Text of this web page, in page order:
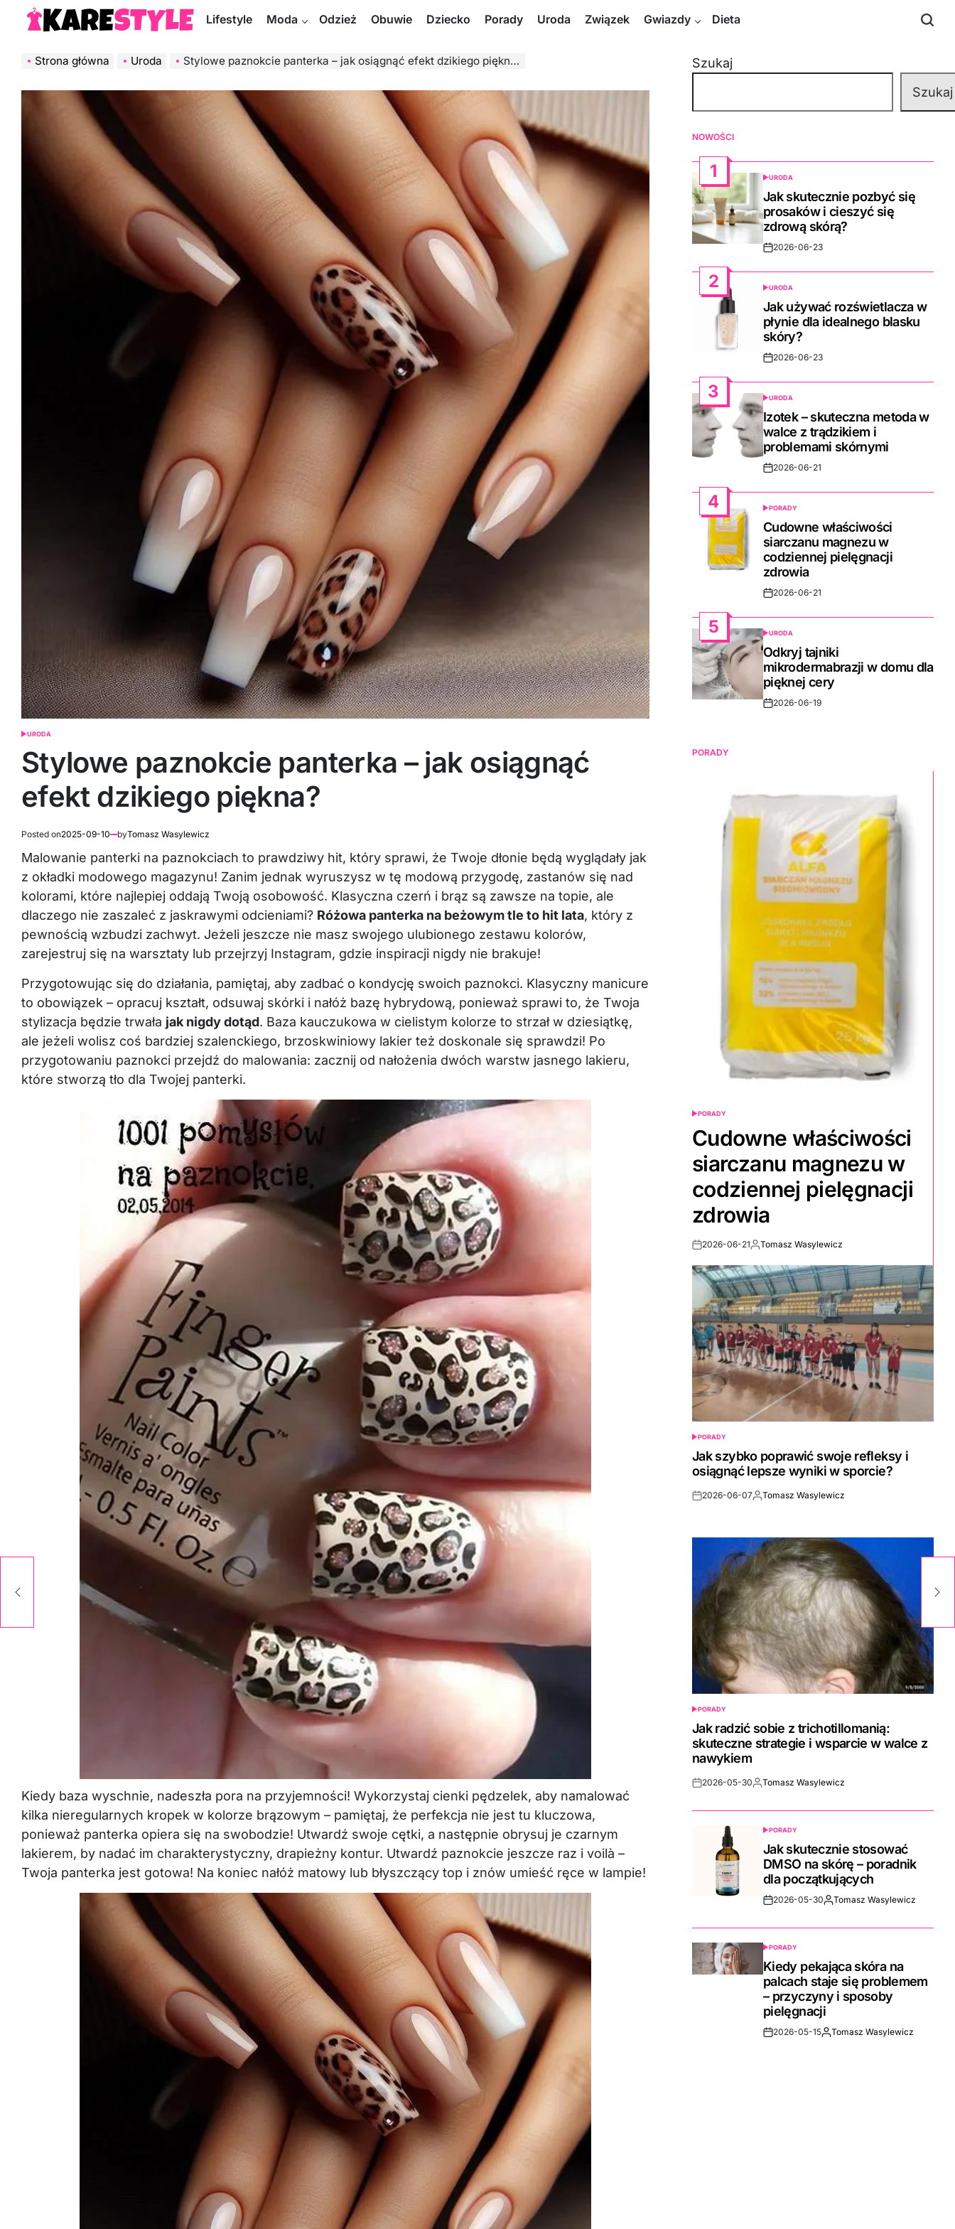
KareStyle.pl
Lifestyle Moda Odzież Obuwie Dziecko Porady Uroda Związek Gwiazdy Dieta
Strona główna Uroda Stylowe paznokcie panterka – jak osiągnąć efekt dzikiego piękna?
POSTED
URODA
Stylowe paznokcie panterka – jak osiągnąć
efekt dzikiego piękna?
Posted on2025-09-10 byTomasz Wasylewicz
Malowanie panterki na paznokciach to prawdziwy hit, który sprawi, że Twoje dłonie będą wyglądały jak
z okładki modowego magazynu! Zanim jednak wyruszysz w tę modową przygodę, zastanów się nad
kolorami, które najlepiej oddają Twoją osobowość. Klasyczna czerń i brąz są zawsze na topie, ale
dlaczego nie zaszaleć z jaskrawymi odcieniami? Różowa panterka na beżowym tle to hit lata, który z
pewnością wzbudzi zachwyt. Jeżeli jeszcze nie masz swojego ulubionego zestawu kolorów,
zarejestruj się na warsztaty lub przejrzyj Instagram, gdzie inspiracji nigdy nie brakuje!
Przygotowując się do działania, pamiętaj, aby zadbać o kondycję swoich paznokci. Klasyczny manicure
to obowiązek – opracuj kształt, odsuwaj skórki i nałóż bazę hybrydową, ponieważ sprawi to, że Twoja
stylizacja będzie trwała jak nigdy dotąd. Baza kauczukowa w cielistym kolorze to strzał w dziesiątkę,
ale jeżeli wolisz coś bardziej szalenckiego, brzoskwiniowy lakier też doskonale się sprawdzi! Po
przygotowaniu paznokci przejdź do malowania: zacznij od nałożenia dwóch warstw jasnego lakieru,
które stworzą tło dla Twojej panterki.
Kiedy baza wyschnie, nadeszła pora na przyjemności! Wykorzystaj cienki pędzelek, aby namalować
kilka nieregularnych kropek w kolorze brązowym – pamiętaj, że perfekcja nie jest tu kluczowa,
ponieważ panterka opiera się na swobodzie! Utwardź swoje cętki, a następnie obrysuj je czarnym
lakierem, by nadać im charakterystyczny, drapieżny kontur. Utwardź paznokcie jeszcze raz i voilà –
Twoja panterka jest gotowa! Na koniec nałóż matowy lub błyszczący top i znów umieść ręce w lampie!
Szukaj
Szukaj
NOWOŚCI
1
POSTED
IN
URODA
Jak skutecznie pozbyć się
prosaków i cieszyć się
zdrową skórą?
Post2026-06-23
2
POSTED
IN
URODA
Jak używać rozświetlacza w
płynie dla idealnego blasku
skóry?
Post2026-06-23
3
POSTED
IN
URODA
Izotek – skuteczna metoda w
walce z trądzikiem i
problemami skórnymi
Post2026-06-21
4
POSTED
IN
PORADY
Cudowne właściwości
siarczanu magnezu w
codziennej pielęgnacji
zdrowia
Post2026-06-21
5
POSTED
IN
URODA
Odkryj tajniki
mikrodermabrazji w domu dla
pięknej cery
Post2026-06-19
PORADY
POSTED
PORADY
Cudowne właściwości
siarczanu magnezu w
codziennej pielęgnacji
zdrowia
Post2026-06-21By:Tomasz Wasylewicz
POSTED
IN
PORADY
Jak szybko poprawić swoje refleksy i
osiągnąć lepsze wyniki w sporcie?
Post2026-06-07By:Tomasz Wasylewicz
POSTED
IN
PORADY
Jak radzić sobie z trichotillomanią:
skuteczne strategie i wsparcie w walce z
nawykiem
Post2026-05-30By:Tomasz Wasylewicz
POSTED
IN
PORADY
Jak skutecznie stosować
DMSO na skórę – poradnik
dla początkujących
Post2026-05-30By:Tomasz Wasylewicz
POSTED
IN
PORADY
Kiedy pekająca skóra na
palcach staje się problemem
– przyczyny i sposoby
pielęgnacji
Post2026-05-15By:Tomasz Wasylewicz